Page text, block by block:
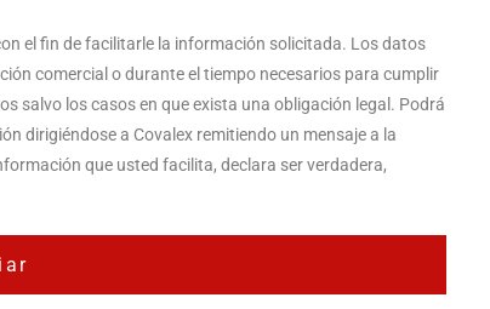
el fin de facilitarle la información solicitada. Los datos
comercial o durante el tiempo necesarios para cumplir
salvo los casos en que exista una obligación legal. Podrá
dirigiéndose a Covalex remitiendo un mensaje a la
que usted facilita, declara ser verdadera,